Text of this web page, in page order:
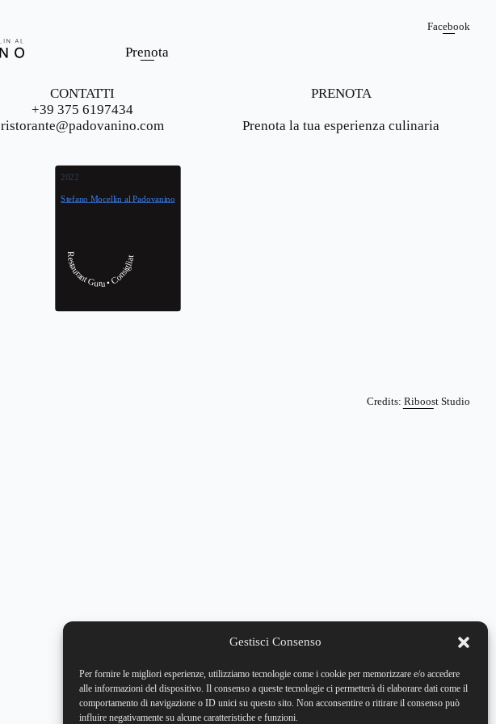
Gestisci Consenso
Per fornire le migliori esperienze, utilizziamo tecnologie come i cookie per memorizzare e/o accedere
alle informazioni del dispositivo. Il consenso a queste tecnologie ci permetterà di elaborare dati come il
comportamento di navigazione o ID unici su questo sito. Non acconsentire o ritirare il consenso può
influire negativamente su alcune caratteristiche e funzioni.
Prenota
Facebook
CONTATTI
+39 375 6197434
ristorante@padovanino.com
PRENOTA
Prenota la tua esperienza culinaria
2022
Stefano Mocellin al Padovanino
Restaurant Guru • Consigliato
Credits: Riboost Studio